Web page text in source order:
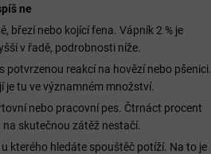
ne
březí nebo kojící fena. Vápník 2 % je
v řadě, podrobnosti níže.
potvrzenou reakcí na hovězí nebo pšenici.
je tu ve významném množství.
nebo pracovní pes. Čtrnáct procent
na skutečnou zátěž nestačí.
u kterého hledáte spouštěč potíží. Na to je